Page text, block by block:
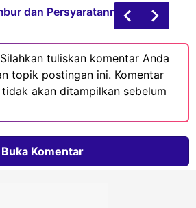
dan Persyaratannya
Silahkan tuliskan komentar Anda
topik postingan ini. Komentar
akan ditampilkan sebelum
Buka Komentar